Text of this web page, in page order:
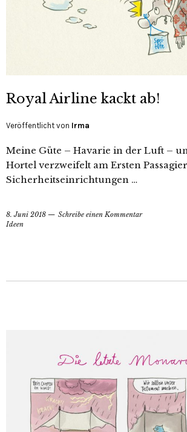
Royal Airline kackt ab!
Veröffentlicht von Irma
Meine Güte – Havarie in der Luft –
Hortel verzweifelt am Ersten
Sicherheitseinrichtungen …
8. Juni 2018
Schreibe einen Kommentar
Ideen